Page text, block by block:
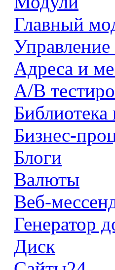
Главный
Управление
Адреса и
А/В
Бизнес-
Блоги
Валюты
Веб-
Генератор
Диск